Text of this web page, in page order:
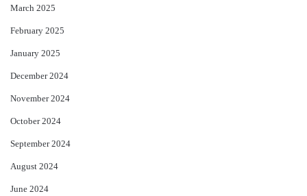
March 2025
February 2025
January 2025
December 2024
November 2024
October 2024
September 2024
August 2024
June 2024